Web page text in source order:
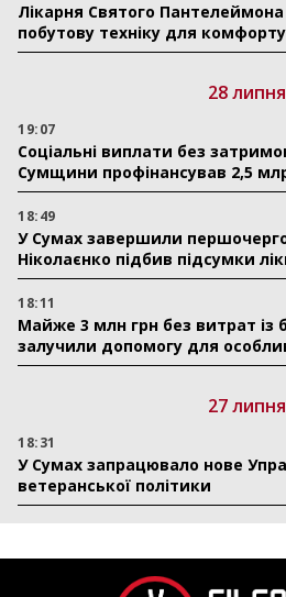
Лікарня Святого
побутову техніку для комфорту
28 липня
19:07
Соціальні виплати без
Сумщини профінансував 2,5
18:49
У Сумах завершили
Ніколаєнко підбив підсумки
18:11
Майже 3 млн грн без витрат
залучили допомогу для
27 липня
18:31
У Сумах запрацювало нове
ветеранської політики